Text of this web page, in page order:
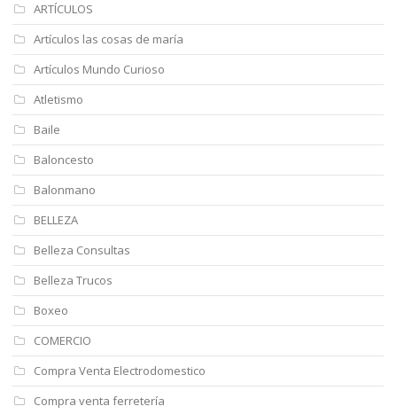
ARTÍCULOS
Artículos las cosas de maría
Artículos Mundo Curioso
Atletismo
Baile
Baloncesto
Balonmano
BELLEZA
Belleza Consultas
Belleza Trucos
Boxeo
COMERCIO
Compra Venta Electrodomestico
Compra venta ferretería